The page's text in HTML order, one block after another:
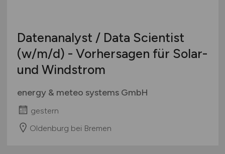
Datenanalyst / Data Scientist
(w/m/d) - Vorhersagen für Solar-
und Windstrom
energy & meteo systems GmbH
gestern
Oldenburg bei Bremen